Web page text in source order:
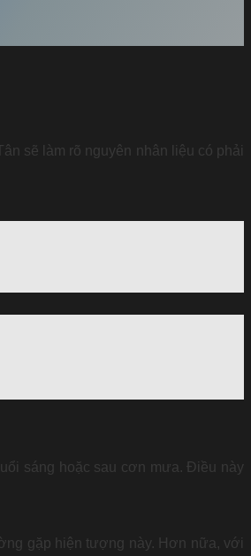
sẽ làm rõ nguyên nhân liệu có phải
sáng hoặc sau cơn mưa. Điều này
gặp hiện tượng này. Hơn nữa, với